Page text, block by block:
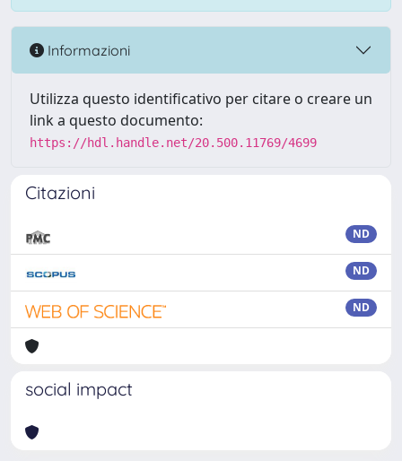
Informazioni
Utilizza questo identificativo per citare o creare un
link a questo documento:
https://hdl.handle.net/20.500.11769/4699
Citazioni
ND
ND
ND
social impact